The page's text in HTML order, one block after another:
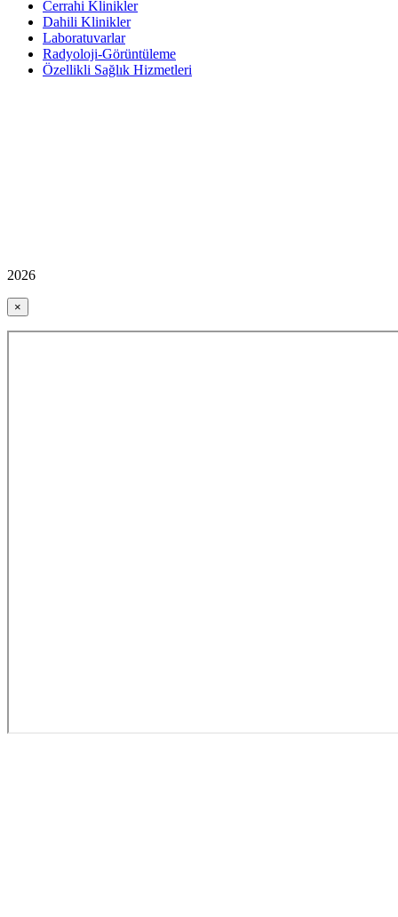
Cerrahi Klinikler
Dahili Klinikler
Laboratuvarlar
Radyoloji-Görüntüleme
Özellikli Sağlık Hizmetleri
2026
×